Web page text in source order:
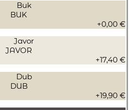
Buk
BUK
+0,00 €
Javor
JAVOR
+17,40 €
Dub
DUB
+19,90 €